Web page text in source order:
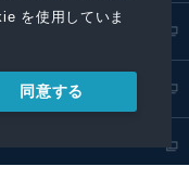
を使用していま
同意する
リリース取扱基準